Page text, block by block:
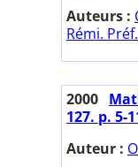
Auteurs :
Rémi. Préf.
2000
127. p. 5-
Auteur :